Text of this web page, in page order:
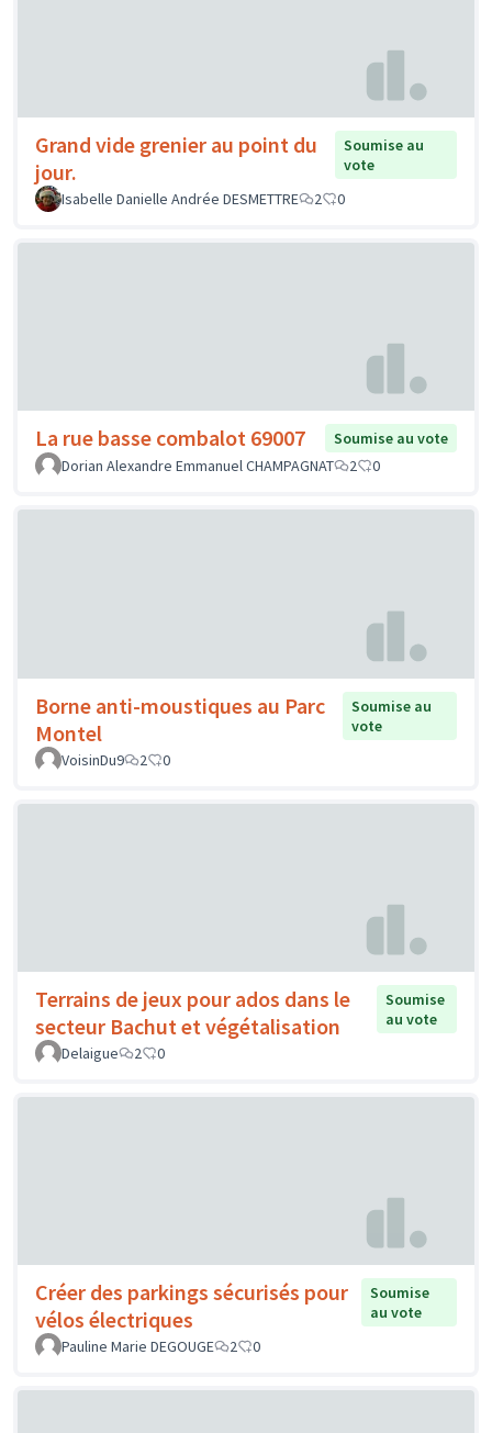
Grand vide grenier au point du
jour.
Soumise au
vote
Isabelle Danielle Andrée DESMETTRE
2 0
La rue basse combalot 69007
Soumise au vote
Dorian Alexandre Emmanuel CHAMPAGNAT
2 0
Borne anti-moustiques au Parc
Montel
Soumise au
vote
VoisinDu9
2 0
Terrains de jeux pour ados dans le
secteur Bachut et végétalisation
Soumise
au vote
Delaigue
2 0
Créer des parkings sécurisés pour
vélos électriques
Soumise
au vote
Pauline Marie DEGOUGE
2 0